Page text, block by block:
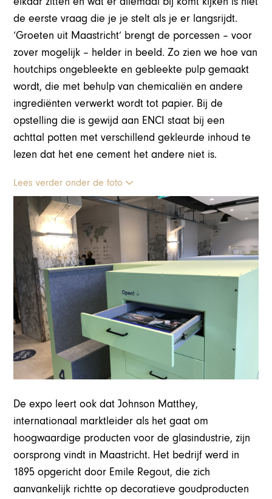
de eerste vraag die je je stelt als je er langsrijdt.
‘Groeten uit Maastricht’ brengt de porcessen – voor
zover mogelijk – helder in beeld. Zo zien we hoe van
houtchips ongebleekte en gebleekte pulp gemaakt
wordt, die met behulp van chemicaliën en andere
ingrediënten verwerkt wordt tot papier. Bij de
opstelling die is gewijd aan ENCI staat bij een
achttal potten met verschillend gekleurde inhoud te
lezen dat het ene cement het andere niet is.
Lees verder onder de foto
De expo leert ook dat Johnson Matthey,
internationaal marktleider als het gaat om
hoogwaardige producten voor de glasindustrie, zijn
oorsprong vindt in Maastricht. Het bedrijf werd in
1895 opgericht door Emile Regout, die zich
aanvankelijk richtte op decoratieve goudproducten